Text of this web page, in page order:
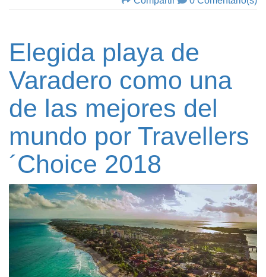
Elegida playa de
Varadero como una
de las mejores del
mundo por Travellers
´Choice 2018